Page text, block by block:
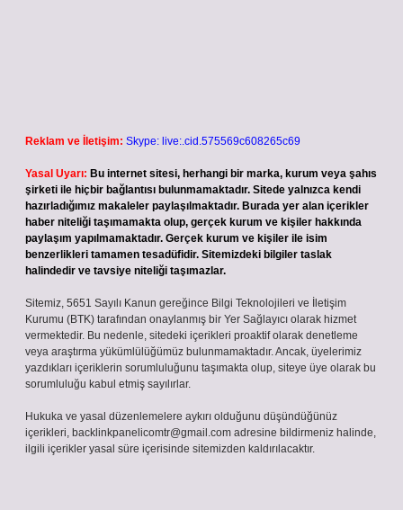
Reklam ve İletişim: Skype: live:.cid.575569c608265c69
Yasal Uyarı: Bu internet sitesi, herhangi bir marka, kurum veya şahıs
şirketi ile hiçbir bağlantısı bulunmamaktadır. Sitede yalnızca kendi
hazırladığımız makaleler paylaşılmaktadır. Burada yer alan içerikler
haber niteliği taşımamakta olup, gerçek kurum ve kişiler hakkında
paylaşım yapılmamaktadır. Gerçek kurum ve kişiler ile isim
benzerlikleri tamamen tesadüfidir. Sitemizdeki bilgiler taslak
halindedir ve tavsiye niteliği taşımazlar.
Sitemiz, 5651 Sayılı Kanun gereğince Bilgi Teknolojileri ve İletişim
Kurumu (BTK) tarafından onaylanmış bir Yer Sağlayıcı olarak hizmet
vermektedir. Bu nedenle, sitedeki içerikleri proaktif olarak denetleme
veya araştırma yükümlülüğümüz bulunmamaktadır. Ancak, üyelerimiz
yazdıkları içeriklerin sorumluluğunu taşımakta olup, siteye üye olarak bu
sorumluluğu kabul etmiş sayılırlar.
Hukuka ve yasal düzenlemelere aykırı olduğunu düşündüğünüz
içerikleri, backlinkpanelicomtr@gmail.com adresine bildirmeniz halinde,
ilgili içerikler yasal süre içerisinde sitemizden kaldırılacaktır.